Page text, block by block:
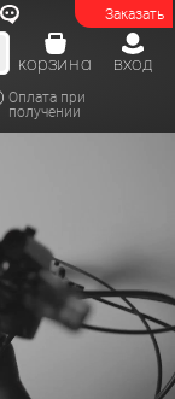
Заказать
Оплата при
получении
вход
корзина